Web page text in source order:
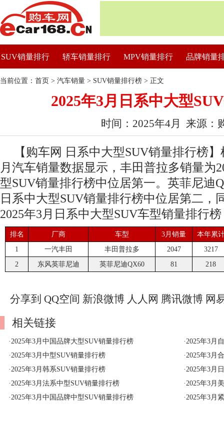
SUV销量排行 轿车销量排行 MPV销量排行 品牌销量
当前位置： 首页 > 汽车销量 > SUV销量排行榜 > 正文
2025年3月日系中大型
时间：2025年4月 来源：
【购车网 日系中大型SUV销量排行榜
月汽车销量数据显示，丰田普拉多销量为
型SUV销量排行榜中位居第一。英菲尼迪
日系中大型SUV销量排行榜中位居第二，
2025年3月日系中大型SUV车型销量排行
排名 厂商 车型 3月销量
本年累
1
一汽丰田 丰田普拉多 2047
3217
2
东风英菲尼迪 英菲尼迪QX60 81 218
分享到 QQ空间 新浪微博 人人网 腾讯微博 网
相关链接
·2025年3月中国品牌大型SUV销量排行榜 ·2025年3月
·2025年3月中型SUV销量排行榜 ·2025年3月
·2025年3月韩系SUV销量排行榜 ·2025年3月
·2025年3月法系中型SUV销量排行榜 ·2025年3月
·2025年3月中国品牌中型SUV销量排行榜 ·2025年3月